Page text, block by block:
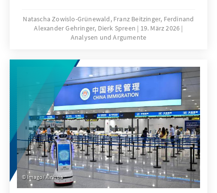
stellen die Bundeswehr vor neue
Herausforderungen. Künstliche Intelligenz ist
aber nicht nur Treiber bei diesen
Antwort. Dafür bedarf es einer KI-Strategie,
die wesentliche Herausforderungen gezielt
adressiert und die Möglichkeiten von KI nach
ethischen Richtlinien aktiv nutzt, um effizient
abschrecken zu können.
Natascha Zowislo-Grünewald, Franz Beitzinger, Ferdinand
Alexander Gehringer, Dierk Spreen
19. März 2026
Analysen und Argumente
Imago/ Xinhua